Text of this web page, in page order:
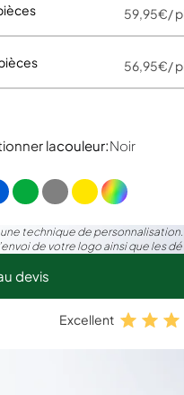
59,95€/
56,95€/
lacouleur:Noir
une technique de
de votre logo ainsi que les
devis
Excellent